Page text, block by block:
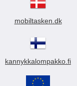
mobiltasken.dk
kannykkalompakko.fi